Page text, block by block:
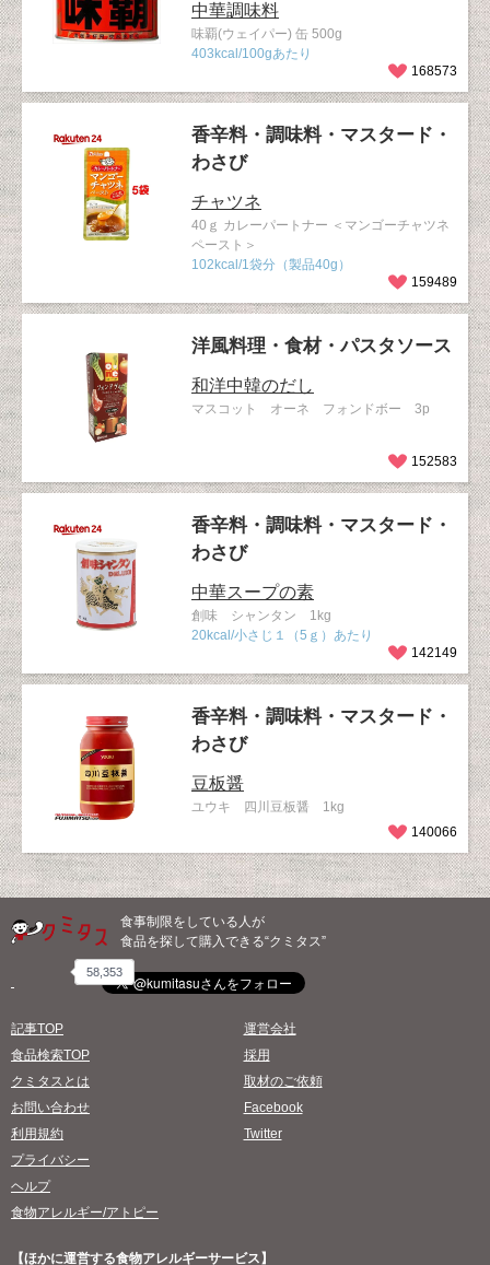
中華調味料
味覇(ウェイパー) 缶 500g
403kcal/100gあたり
168573
香辛料・調味料・マスタード・
わさび
チャツネ
40ｇ カレーパートナー ＜マンゴーチャツネ
ペースト＞
102kcal/1袋分（製品40g）
159489
洋風料理・食材・パスタソース
和洋中韓のだし
マスコット オーネ フォンドボー 3p
152583
香辛料・調味料・マスタード・
わさび
中華スープの素
創味 シャンタン 1kg
20kcal/小さじ１（5ｇ）あたり
142149
香辛料・調味料・マスタード・
わさび
豆板醤
ユウキ 四川豆板醤 1kg
140066
食事制限をしている人が
食品を探して購入できる“クミタス”
58,353
記事TOP
食品検索TOP
クミタスとは
お問い合わせ
利用規約
プライバシー
ヘルプ
食物アレルギー/アトピー
運営会社
採用
取材のご依頼
Facebook
Twitter
【ほかに運営する食物アレルギーサービス】